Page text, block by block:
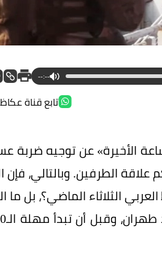
--:--
تابع قناة
الأخيرة» عن توجيه ضربة
الطرفين. وبالتالي، فإن
الثلاثاء الماضي؟، بل